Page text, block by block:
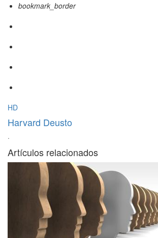
bookmark_border
HD
Harvard Deusto
·
Artículos relacionados